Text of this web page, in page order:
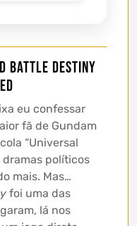
BATTLE DESTINY
eu confessar
fã de Gundam
“Universal
dramas políticos
mais. Mas…
foi uma das
lá nos